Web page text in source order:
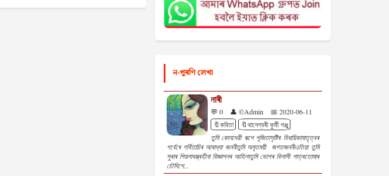
ন-পুৰণি লেখা
নাৰী
💬 0 👤 ©Admin
📅 2020-06-11
🔖কবিতা
🔖থানেশ্বৰী কুৰ্মী গঞ্জু
তুমি কোনদেৱী ৰূপে পূজিতাসৃষ্টিৰ বিধায়িকামাতৃত্বৰ
গৰ্বেৰে গৰ্বিতাচিৰ আৰাধ্যা জননীতুমি অমৃতময়ী জগতজননীএতিয়া তুমি
সুৰাৰ পিয়লাবস্ত্ৰহীনা বিজ্ঞাপনৰ আহিলাতুমি ভোগৰ বিলাসী পাত্ৰতোমাৰ
চৌদিশে...